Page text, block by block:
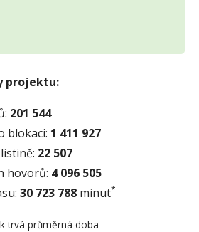
projektu:
201 544
blokaci: 1 411 927
22 507
hovorů: 4 096 505
30 723 788 minut*
trvá průměrná doba